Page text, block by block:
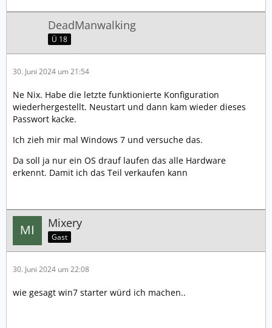
DeadManwalking
Ü 18
30. Juni 2024 um 21:54
Ne Nix. Habe die letzte funktionierte Konfiguration
wiederhergestellt. Neustart und dann kam wieder dieses
Passwort kacke.
Ich zieh mir mal Windows 7 und versuche das.
Da soll ja nur ein OS drauf laufen das alle Hardware
erkennt. Damit ich das Teil verkaufen kann
Mixery
Gast
30. Juni 2024 um 22:08
wie gesagt win7 starter würd ich machen..